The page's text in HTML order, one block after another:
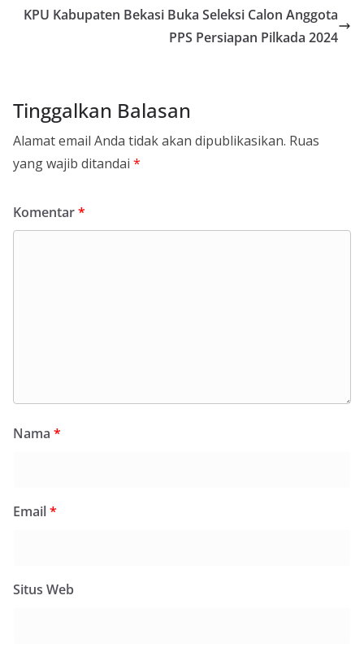
KPU Kabupaten Bekasi Buka Seleksi Calon Anggota
PPS Persiapan Pilkada 2024
Tinggalkan Balasan
Alamat email Anda tidak akan dipublikasikan. Ruas
yang wajib ditandai *
Komentar*
Nama *
Email*
Situs Web